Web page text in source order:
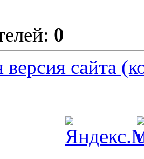
0
версия сайта